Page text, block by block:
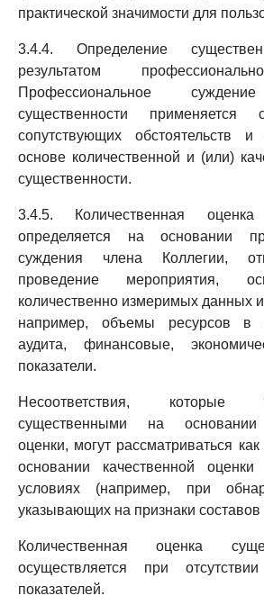
практической значимости для
3.4.4. Определение
результатом
Профессиональное
существенности
сопутствующих обстоятельств
основе количественной и (или)
существенности.
3.4.5. Количественная оценка
определяется на основании
суждения члена Коллегии,
проведение мероприятия,
количественно измеримых данных
например, объемы ресурсов в
аудита, финансовые,
показатели.
Несоответствия,
существенными на основании
оценки, могут рассматриваться
основании качественной
условиях (например, при
указывающих на признаки составов
Количественная оценка
осуществляется при
показателей.